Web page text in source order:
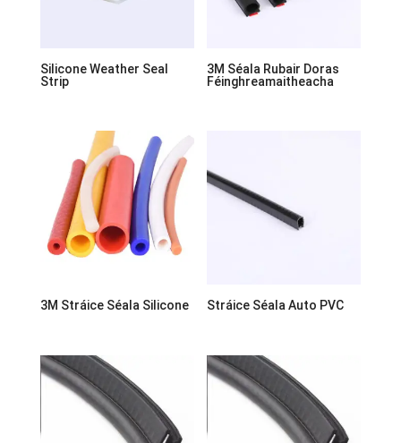
Silicone Weather Seal
Strip
3M Séala Rubair Doras
Féinghreamaitheacha
3M Stráice Séala Silicone Stráice Séala Auto PVC